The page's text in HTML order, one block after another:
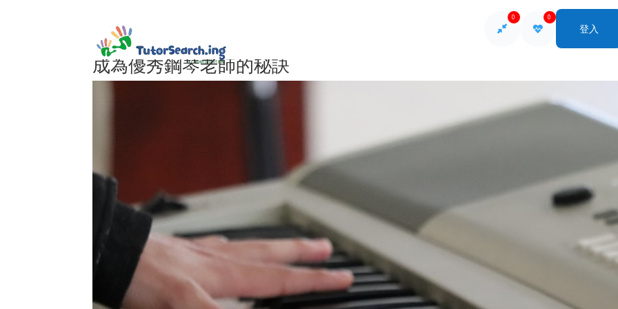
0 0
登入
成為優秀鋼琴老師的秘訣